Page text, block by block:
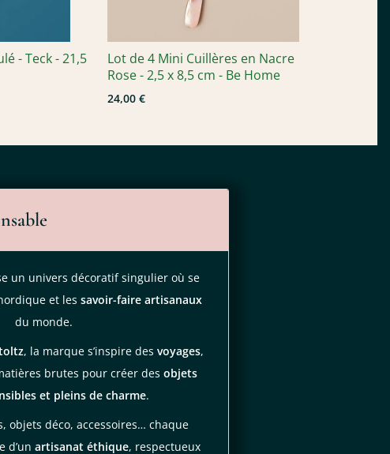
- Teck - 21,5
Lot de 4 Mini Cuillères en Nacre
Rose - 2,5 x 8,5 cm - Be Home
24,00 €
un univers décoratif singulier où se
et les savoir-faire artisanaux
du monde.
, la marque s’inspire des voyages,
brutes pour créer des objets
et pleins de charme.
objets déco, accessoires… chaque
d’un artisanat éthique, respectueux